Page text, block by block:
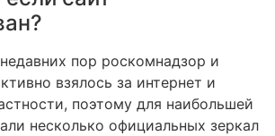
пор роскомнадзор и
взялось за интернет и
поэтому для наибольшей
несколько официальных зеркал